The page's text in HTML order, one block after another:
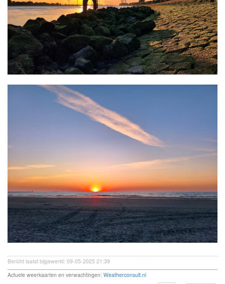
Bericht laatst bijgewerkt: 09-05-2025 21:39
Actuele weerkaarten en verwachtingen: Weatherconsult.nl